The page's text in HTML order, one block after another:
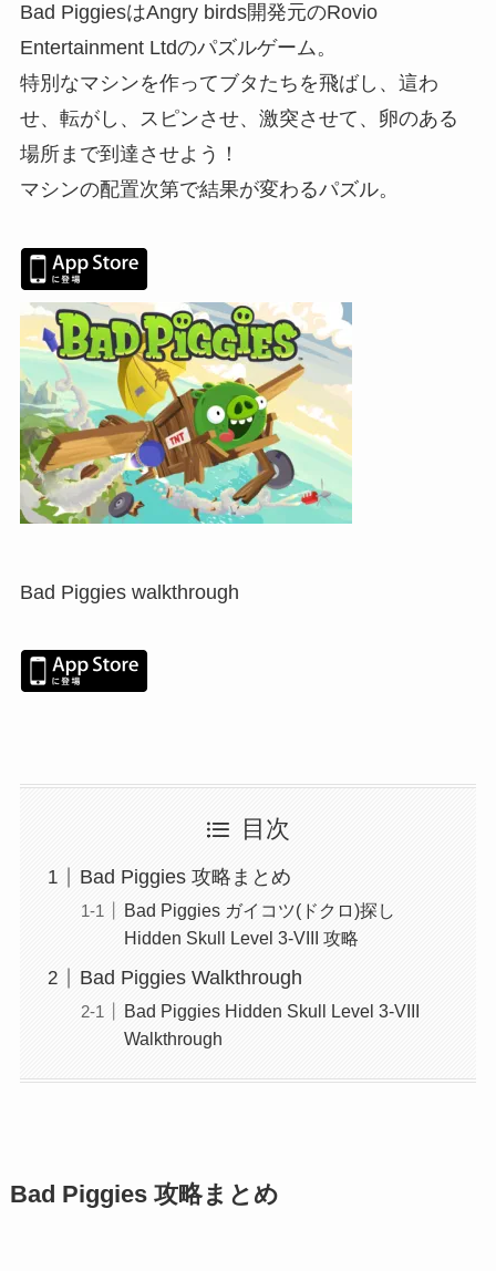
Bad PiggiesはAngry birds開発元のRovio
Entertainment Ltdのパズルゲーム。
特別なマシンを作ってブタたちを飛ばし、這わ
せ、転がし、スピンさせ、激突させて、卵のある
場所まで到達させよう！
マシンの配置次第で結果が変わるパズル。
Bad Piggies walkthrough
目次
Bad Piggies 攻略まとめ
Bad Piggies ガイコツ(ドクロ)探し
Hidden Skull Level 3-VIII 攻略
Bad Piggies Walkthrough
Bad Piggies Hidden Skull Level 3-VIII
Walkthrough
Bad Piggies 攻略まとめ